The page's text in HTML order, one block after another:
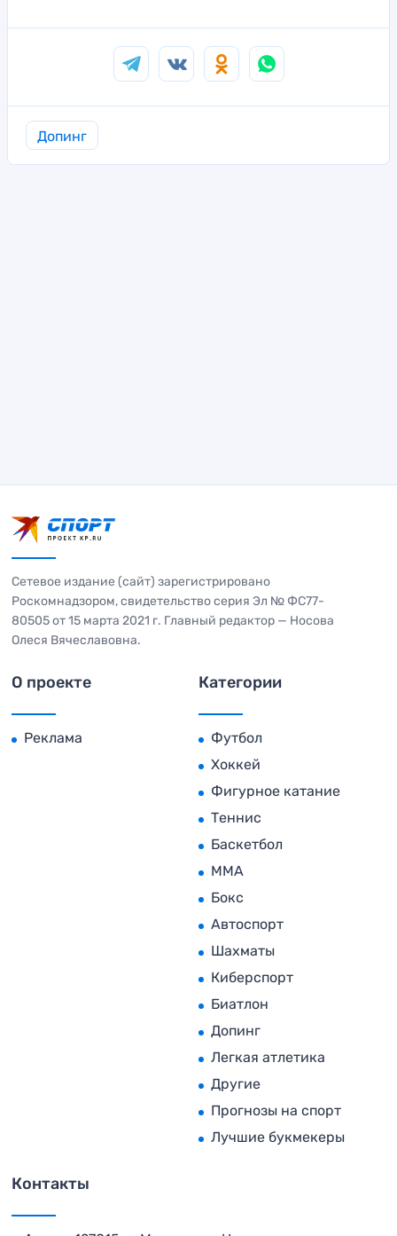
Допинг
Сетевое издание (сайт) зарегистрировано
Роскомнадзором, свидетельство серия Эл № ФС77-
80505 от 15 марта 2021 г. Главный редактор — Носова
Олеся Вячеславовна.
О проекте
Реклама
Категории
Футбол
Хоккей
Фигурное катание
Теннис
Баскетбол
MMA
Бокс
Автоспорт
Шахматы
Киберспорт
Биатлон
Допинг
Легкая атлетика
Другие
Прогнозы на спорт
Лучшие букмекеры
Контакты